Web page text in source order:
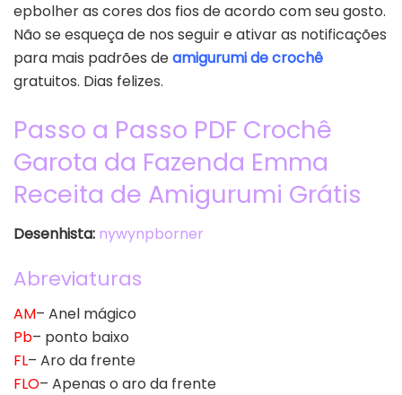
epbolher as cores dos fios de acordo com seu gosto.
Não se esqueça de nos seguir e ativar as notificações
para mais padrões deamigurumi de crochê
gratuitos. Dias felizes.
Passo a Passo PDF Crochê
Garota da Fazenda Emma
Receita de Amigurumi Grátis
Desenhista: nywynpborner
Abreviaturas
AM– Anel mágico
Pb– ponto baixo
FL– Aro da frente
FLO– Apenas o aro da frente